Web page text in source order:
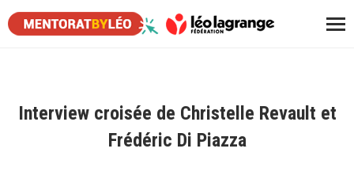
Interview croisée de Christelle Revault et
Frédéric Di Piazza